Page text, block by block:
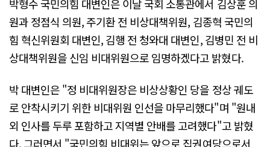
박형수 국민의힘 대변인은 이날 국회 소통관에서 김상훈 의
원과 정점식 의원, 주기환 전 비상대책위원, 김종혁 국민의
힘 혁신위원회 대변인, 김행 전 청와대 대변인, 김병민 전 비
상대책위원을 신임 비대위원으로 임명하겠다고 밝혔다.
박 대변인은 "정 비대위원장은 비상상황인 당을 정상 궤도
로 안착시키기 위한 비대위원 인선을 마무리했다"며 "원내
외 인사를 두루 포함하고 지역별 안배를 고려했다"고 밝혔
다. 그러면서 "국민의힘 비대위는 앞으로 집권여당으로서